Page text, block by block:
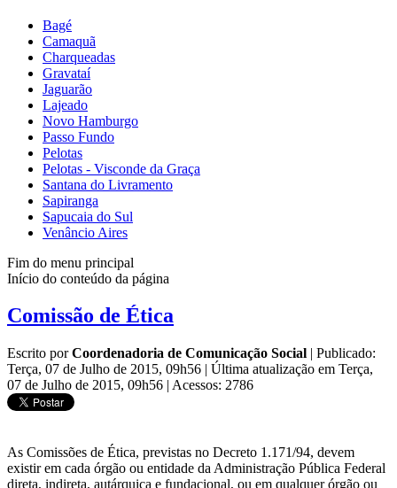
Bagé
Camaquã
Charqueadas
Gravataí
Jaguarão
Lajeado
Novo Hamburgo
Passo Fundo
Pelotas
Pelotas - Visconde da Graça
Santana do Livramento
Sapiranga
Sapucaia do Sul
Venâncio Aires
Fim do menu principal
Início do conteúdo da página
Comissão de Ética
Escrito porCoordenadoria de Comunicação Social | Publicado:
Terça, 07 de Julho de 2015, 09h56 | Última atualização em Terça,
07 de Julho de 2015, 09h56 | Acessos: 2786
As Comissões de Ética, previstas no Decreto 1.171/94, devem
existir em cada órgão ou entidade da Administração Pública Federal
direta, indireta, autárquica e fundacional, ou em qualquer órgão ou